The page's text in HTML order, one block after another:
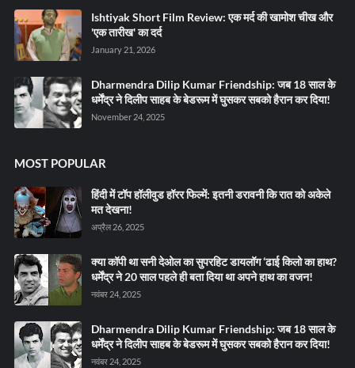
Ishtiyak Short Film Review: एक मर्द की खामोश चीख और
'एक तारीख' का दर्द
January 21, 2026
Dharmendra Dilip Kumar Friendship: जब 18 साल के
धर्मेंद्र ने दिलीप साहब के बेडरूम में घुसकर सबको हैरान कर दिया!
November 24, 2025
MOST POPULAR
हिंदी में टॉप हॉलीवुड हॉरर फिल्में: इतनी डरावनी कि रात को अकेले
मत देखना!
अप्रैल 26, 2025
क्या कॉपी था सनी देओल का सुपरहिट डायलॉग ‘ढाई किलो का हाथ?
धर्मेंद्र ने 20 साल पहले ही बता दिया था अपने हाथ का वजन!
नवंबर 24, 2025
Dharmendra Dilip Kumar Friendship: जब 18 साल के
धर्मेंद्र ने दिलीप साहब के बेडरूम में घुसकर सबको हैरान कर दिया!
नवंबर 24, 2025